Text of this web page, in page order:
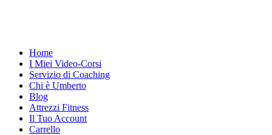
Home
I Miei Video-Corsi
Servizio di Coaching
Chi è Umberto
Blog
Attrezzi Fitness
Il Tuo Account
Carrello